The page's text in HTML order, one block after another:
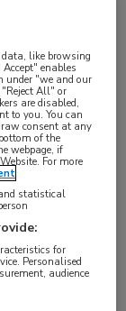
live
U kunt
wanneer
like browsing
enables
under "we and our
"Reject All" or
are disabled,
to you. You can
consent at any
of the
webpage, if
For more
statistical
for
Personalised
audience